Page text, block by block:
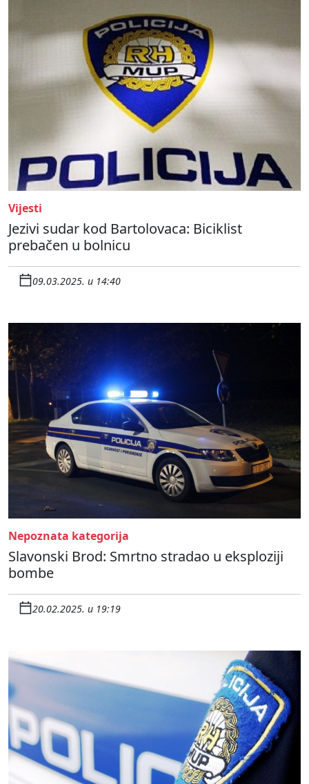
Vijesti
Jezivi sudar kod Bartolovaca: Biciklist
prebačen u bolnicu
09.03.2025. u 14:40
Nepoznata kategorija
Slavonski Brod: Smrtno stradao u eksploziji
bombe
20.02.2025. u 19:19